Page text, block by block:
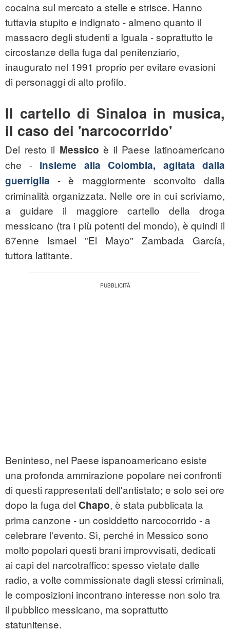
cocaina sul mercato a stelle e strisce. Hanno
tuttavia stupito e indignato - almeno quanto il
massacro degli studenti a Iguala - soprattutto le
circostanze della fuga dal penitenziario,
inaugurato nel 1991 proprio per evitare evasioni
di personaggi di alto profilo.
Il cartello di Sinaloa in musica,
il caso dei 'narcocorrido'
Del resto il Messico è il Paese latinoamericano
che - insieme alla Colombia, agitata dalla
guerriglia - è maggiormente sconvolto dalla
criminalità organizzata. Nelle ore in cui scriviamo,
a guidare il maggiore cartello della droga
messicano (tra i più potenti del mondo), è quindi il
67enne Ismael "El Mayo" Zambada García,
tuttora latitante.
Beninteso, nel Paese ispanoamericano esiste
una profonda ammirazione popolare nei confronti
di questi rappresentati dell'antistato; e solo sei ore
dopo la fuga del Chapo, è stata pubblicata la
prima canzone - un cosiddetto narcocorrido - a
celebrare l'evento. Sì, perché in Messico sono
molto popolari questi brani improvvisati, dedicati
ai capi del narcotraffico: spesso vietate dalle
radio, a volte commissionate dagli stessi criminali,
le composizioni incontrano interesse non solo tra
il pubblico messicano, ma soprattutto
statunitense.